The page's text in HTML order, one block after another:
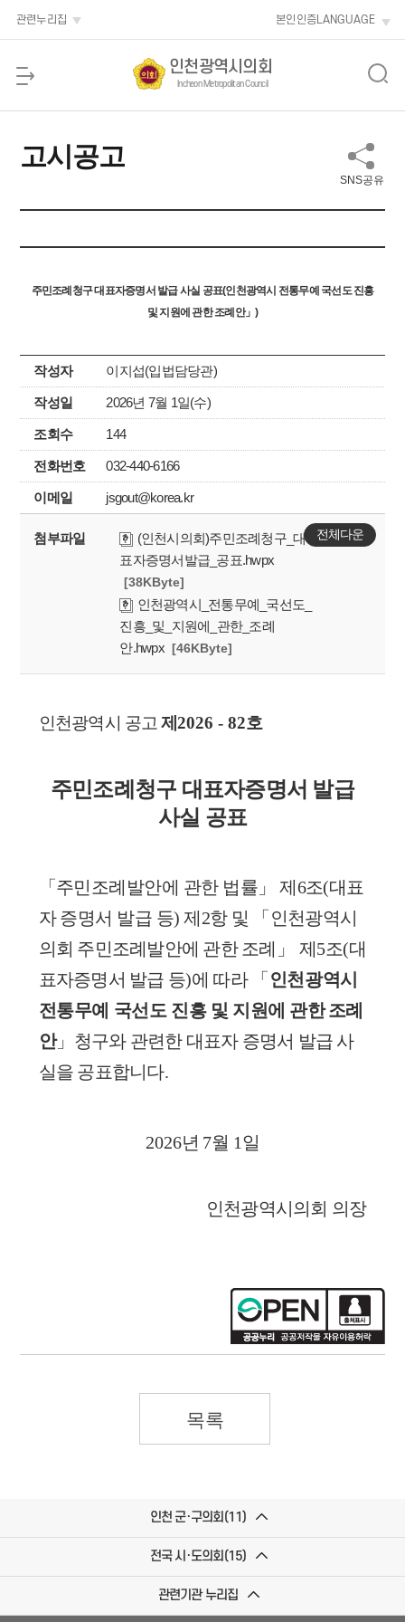
관련누리집 본인인증LANGUAGE
인천광역시의회
Incheon Metropolitan Council
고시공고
SNS공유
주민조례청구 대표자증명서 발급 사실 공표(인천광역시 전통무예 국선도 진흥
및 지원에 관한 조례안」)
작성자 이지섭(입법담당관)
작성일 2026년 7월 1일(수)
조회수 144
전화번호 032-440-6166
이메일 jsgout@korea.kr
첨부파일
(인천시의회)주민조례청구_대
표자증명서발급_공표.hwpx
[38KByte]
인천광역시_전통무예_국선도_
진흥_및_지원에_관한_조례
안.hwpx
[46KByte]
전체다운
인천광역시 공고 제2026 - 82호
주민조례청구 대표자증명서 발급
사실 공표
「 주민조례발안에 관한 법률 」제 6조(대표
자 증명서 발급 등)제 2항 및 「 인천광역시
의회 주민조례발안에 관한 조례
」 제 5조(대
표자증명서 발급 등)에 따라 「 인천광역시
전통무예 국선도 진흥 및 지원에 관한 조례
안」 청구와 관련한 대표자 증명서 발급 사
실을 공표합니다.
2026년 7월 1일
인천광역시의회 의장
목록
인천 군·구의회(11)
전국 시·도의회(15)
관련기관 누리집